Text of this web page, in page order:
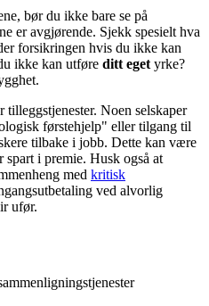
bør du ikke bare se på
er avgjørende. Sjekk spesielt hva
forsikringen hvis du ikke kan
ikke kan utføre ditt eget yrke?
Noen selskaper
førstehjelp" eller tilgang til
tilbake i jobb. Dette kan være
spart i premie. Husk også at
med kritisk
ved alvorlig
ufør.